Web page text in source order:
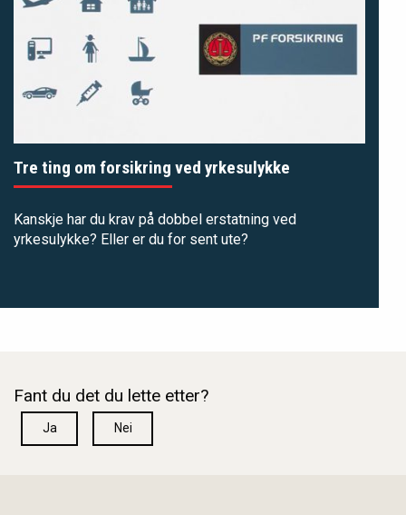
Tre ting om forsikring ved yrkesulykke
Kanskje har du krav på dobbel erstatning ved
yrkesulykke? Eller er du for sent ute?
Fant du det du lette etter?
Ja Nei